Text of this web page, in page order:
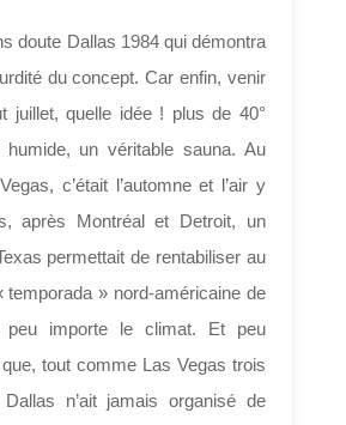
doute Dallas 1984 qui démontra
du concept. Car enfin, venir
juillet, quelle idée ! plus de 40°
humide, un véritable sauna. Au
c’était l’automne et l’air y
après Montréal et Detroit, un
permettait de rentabiliser au
temporada » nord-américaine de
peu importe le climat. Et peu
tout comme Las Vegas trois
n’ait jamais organisé de